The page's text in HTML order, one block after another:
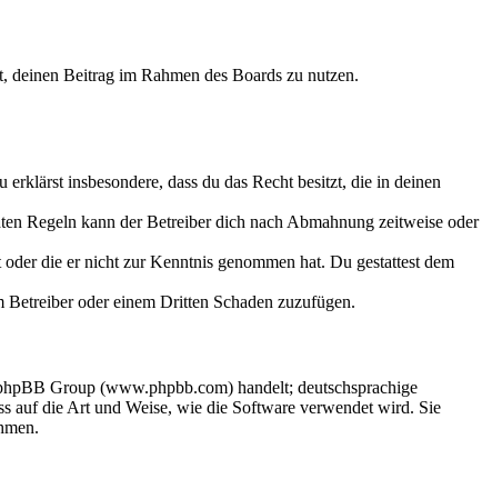
Beitrag im Rahmen des Boards zu nutzen.
insbesondere, dass du das Recht besitzt, die in deinen
Regeln kann der Betreiber dich nach Abmahnung zeitweise oder
die er nicht zur Kenntnis genommen hat. Du gestattest dem
Betreiber oder einem Dritten Schaden zuzufügen.
Group (www.phpbb.com) handelt; deutschsprachige
auf die Art und Weise, wie die Software verwendet wird. Sie